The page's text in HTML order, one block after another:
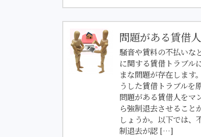
問題がある賃借
騒音や賃料の不払いな
に関する賃借トラブル
まな問題が存在します
うした賃借トラブルを
問題がある賃借人をマ
ら強制退去させること
しょうか。以下では、
制退去が認 […]